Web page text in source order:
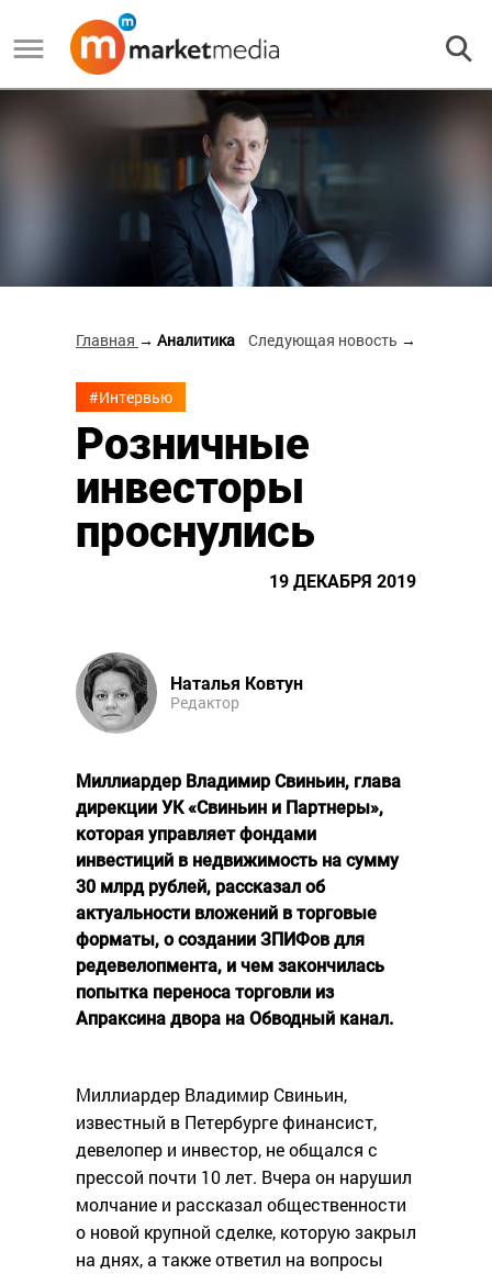
Главная → Аналитика Следующая новость →
#Интервью
Розничные
инвесторы
проснулись
19 ДЕКАБРЯ 2019
Наталья Ковтун
Редактор
Миллиардер Владимир Свиньин, глава
дирекции УК «Свиньин и Партнеры»,
которая управляет фондами
инвестиций в недвижимость на сумму
30 млрд рублей, рассказал об
актуальности вложений в торговые
форматы, о создании ЗПИФов для
редевелопмента, и чем закончилась
попытка переноса торговли из
Апраксина двора на Обводный канал.
Миллиардер Владимир Свиньин,
известный в Петербурге финансист,
девелопер и инвестор, не общался с
прессой почти 10 лет. Вчера он нарушил
молчание и рассказал общественности
о новой крупной сделке, которую закрыл
на днях, а также ответил на вопросы